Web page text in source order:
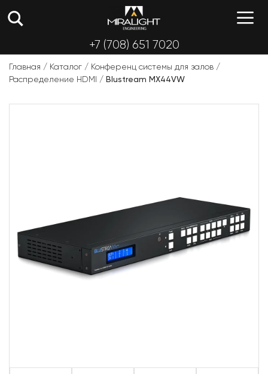
+7 (708) 651 7020
Главная / Каталог / Конференц системы для залов /
Распределение HDMI / Blustream MX44VW